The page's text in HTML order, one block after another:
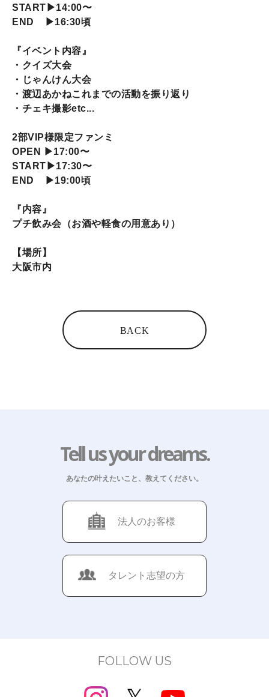
START▶14:00〜
END ▶16:30頃
『イベント内容』
・クイズ大会
・じゃんけん大会
・渡辺あかねこれまでの活動を振り返り
・チェキ撮影etc...
2部VIP様限定ファンミ
OPEN ▶17:00〜
START▶17:30〜
END ▶19:00頃
『内容』
プチ飲み会（お酒や軽食の用意あり）
【場所】
大阪市内
BACK
Tell us your dreams.
あなたの叶えたいこと、教えてください。
法人のお客様
タレント志望の方
FOLLOW US